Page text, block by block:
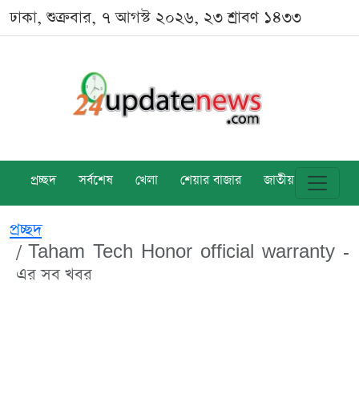
ঢাকা, শুক্রবার, ৭ আগস্ট ২০২৬, ২৩ শ্রাবণ ১৪৩৩
প্রচ্ছদ সর্বশেষ খেলা শেয়ার বাজার জাতীয় বিশ্ব
প্রচ্ছদ
Taham Tech Honor official warranty -
এর সব খবর